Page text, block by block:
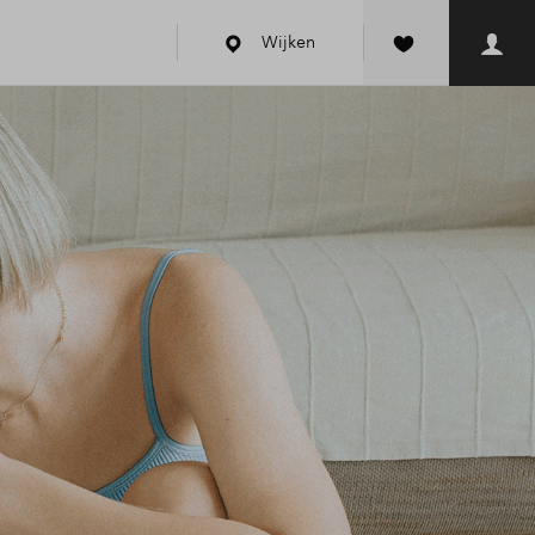
Wijken